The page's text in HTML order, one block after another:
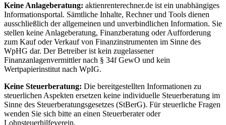
Keine Anlageberatung: aktienrenterechner.de ist ein unabhängiges
Informationsportal. Sämtliche Inhalte, Rechner und Tools dienen
ausschließlich der allgemeinen und unverbindlichen Information. Sie
stellen keine Anlageberatung, Finanzberatung oder Aufforderung
zum Kauf oder Verkauf von Finanzinstrumenten im Sinne des
WpHG dar. Der Betreiber ist kein zugelassener
Finanzanlagenvermittler nach § 34f GewO und kein
Wertpapierinstitut nach WpIG.
Keine Steuerberatung: Die bereitgestellten Informationen zu
steuerlichen Aspekten ersetzen keine individuelle Steuerberatung im
Sinne des Steuerberatungsgesetzes (StBerG). Für steuerliche Fragen
wenden Sie sich bitte an einen Steuerberater oder
Lohnsteuerhilfeverein.